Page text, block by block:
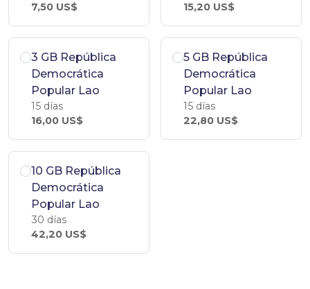
7,50 US$
15,20 US$
3 GB República
Democrática
Popular Lao
15 días
16,00 US$
5 GB República
Democrática
Popular Lao
15 días
22,80 US$
10 GB República
Democrática
Popular Lao
30 días
42,20 US$